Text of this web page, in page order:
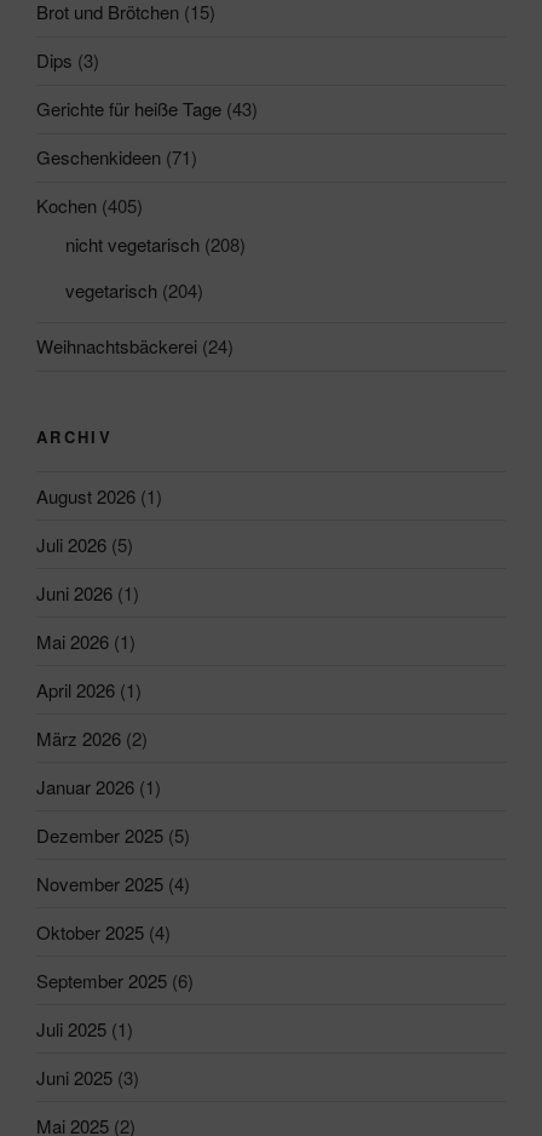
Brot und Brötchen (15)
Dips (3)
Gerichte für heiße Tage (43)
Geschenkideen (71)
Kochen (405)
nicht vegetarisch (208)
vegetarisch (204)
Weihnachtsbäckerei (24)
ARCHIV
August 2026 (1)
Juli 2026 (5)
Juni 2026 (1)
Mai 2026 (1)
April 2026 (1)
März 2026 (2)
Januar 2026 (1)
Dezember 2025 (5)
November 2025 (4)
Oktober 2025 (4)
September 2025 (6)
Juli 2025 (1)
Juni 2025 (3)
Mai 2025 (2)